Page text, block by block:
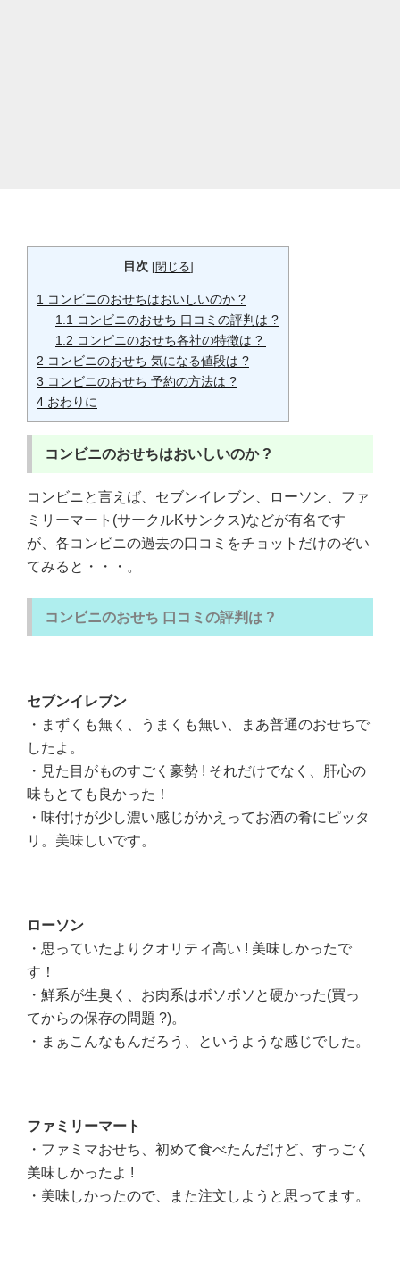
目次 [閉じる]
1 コンビニのおせちはおいしいのか ?
1.1 コンビニのおせち 口コミの評判は ?
1.2 コンビニのおせち各社の特徴は ?
2 コンビニのおせち 気になる値段は ?
3 コンビニのおせち 予約の方法は ?
4 おわりに
コンビニのおせちはおいしいのか ?
コンビニと言えば、セブンイレブン、ローソン、ファ
ミリーマート(サークルKサンクス)などが有名です
が、各コンビニの過去の口コミをチョットだけのぞい
てみると・・・。
コンビニのおせち 口コミの評判は ?
セブンイレブン
・まずくも無く、うまくも無い、まあ普通のおせちで
したよ。
・見た目がものすごく豪勢 ! それだけでなく、肝心の
味もとても良かった！
・味付けが少し濃い感じがかえってお酒の肴にピッタ
リ。美味しいです。
ローソン
・思っていたよりクオリティ高い ! 美味しかったで
す！
・鮮系が生臭く、お肉系はボソボソと硬かった(買っ
てからの保存の問題 ?)。
・まぁこんなもんだろう、というような感じでした。
ファミリーマート
・ファミマおせち、初めて食べたんだけど、すっごく
美味しかったよ !
・美味しかったので、また注文しようと思ってます。